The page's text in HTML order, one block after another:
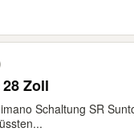
Zoll
Schaltung SR